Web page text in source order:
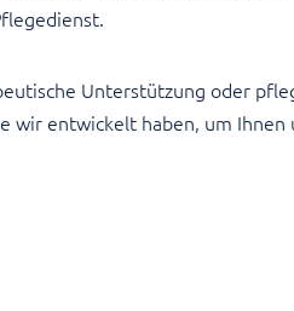
Unterstützung oder
wir entwickelt haben, um Ihnen